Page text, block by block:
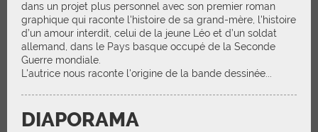
dans un projet plus personnel avec son premier roman
graphique qui raconte l'histoire de sa grand-mère, l'histoire
d’un amour interdit, celui de la jeune Léo et d’un soldat
allemand, dans le Pays basque occupé de la Seconde
Guerre mondiale.
L'autrice nous raconte l'origine de la bande dessinée...
DIAPORAMA